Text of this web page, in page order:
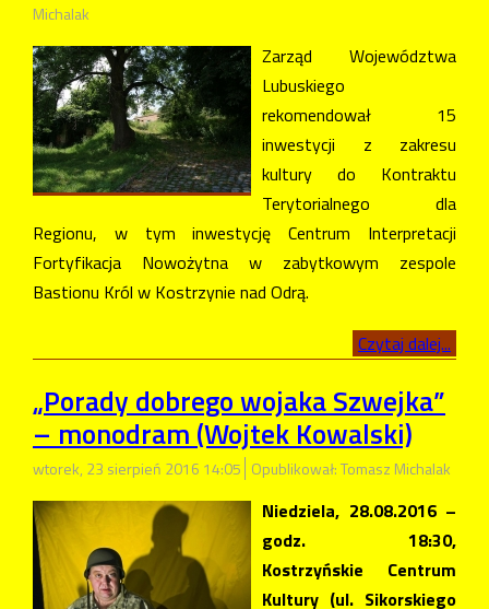
Michalak
Zarząd Województwa
Lubuskiego
rekomendował 15
inwestycji z zakresu
kultury do Kontraktu
Terytorialnego dla
Regionu, w tym inwestycję Centrum Interpretacji
Fortyfikacja Nowożytna w zabytkowym zespole
Bastionu Król w Kostrzynie nad Odrą.
Czytaj dalej...
„Porady dobrego wojaka Szwejka”
– monodram (Wojtek Kowalski)
wtorek, 23 sierpień 2016 14:05 Opublikował: Tomasz Michalak
Niedziela, 28.08.2016 –
godz. 18:30,
Kostrzyńskie Centrum
Kultury (ul. Sikorskiego